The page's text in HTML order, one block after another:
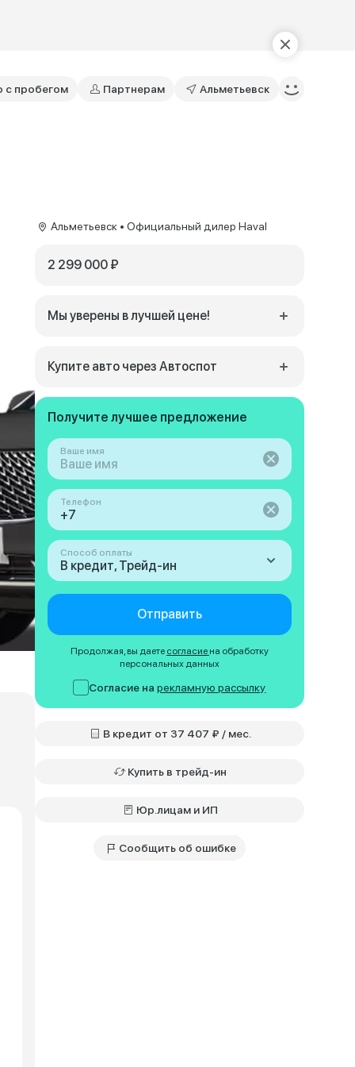
с пробегом Партнерам Альметьевск
Альметьевск • Официальный дилер Haval
2 299 000 ₽
Мы уверены в лучшей цене!
Купите авто через Автоспот
Получите лучшее предложение
Ваше имя
Телефон
Способ оплаты
В кредит, Трейд-ин
Отправить
Продолжая, вы даете согласие на обработку
персональных данных
Согласие нарекламную рассылку
В кредит от 37 407 ₽ / мес.
Купить в трейд-ин
Юр.лицам и ИП
Сообщить об ошибке